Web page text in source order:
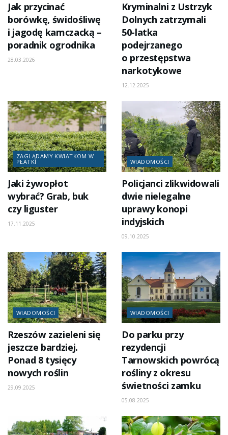
Jak przycinać
borówkę, świdośliwę
i jagodę kamczacką –
poradnik ogrodnika
28.03.2026
Kryminalni z Ustrzyk
Dolnych zatrzymali
50-latka
podejrzanego
o przestępstwa
narkotykowe
12.12.2025
ZAGLĄDAMY KWIATKOM W
PŁATKI
Jaki żywopłot
wybrać? Grab, buk
czy liguster
17.11.2025
WIADOMOŚCI
Policjanci zlikwidowali
dwie nielegalne
uprawy konopi
indyjskich
09.10.2025
WIADOMOŚCI
Rzeszów zazieleni się
jeszcze bardziej.
Ponad 8 tysięcy
nowych roślin
29.09.2025
WIADOMOŚCI
Do parku przy
rezydencji
Tarnowskich powrócą
rośliny z okresu
świetności zamku
05.08.2025